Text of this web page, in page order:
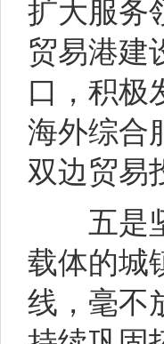
扩大服务
贸易港建
口，积极
海外综合
双边贸易
五是坚
载体的城
线，毫不